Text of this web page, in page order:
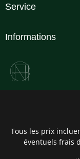
Service
Informations
Tous les prix
éventuels frais